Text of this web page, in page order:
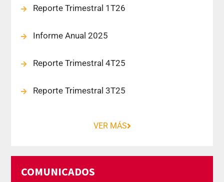
Reporte Trimestral 1T26
Informe Anual 2025
Reporte Trimestral 4T25
Reporte Trimestral 3T25
VER MÁS
COMUNICADOS